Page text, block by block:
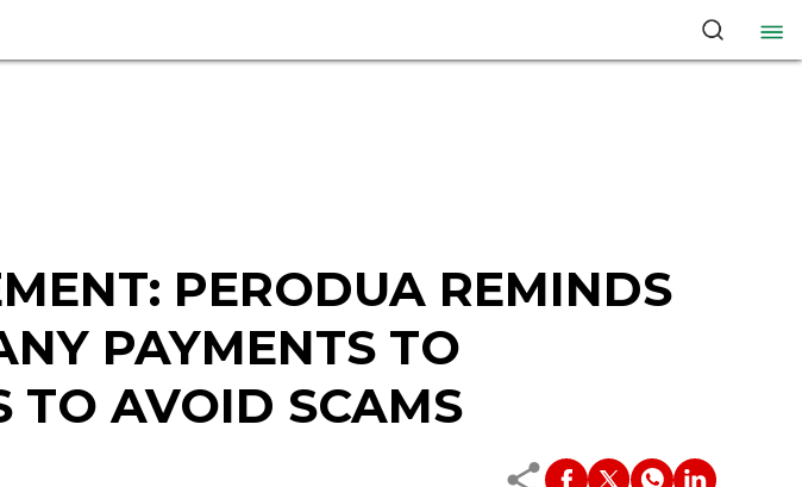
PERODUA REMINDS
PAYMENTS TO
TO AVOID SCAMS